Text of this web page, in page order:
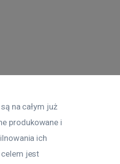
na całym już
produkowane i
ich
celem jest